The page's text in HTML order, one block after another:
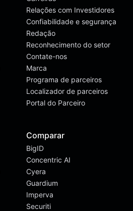
Relações com Investidores
Confiabilidade e segurança
Redação
Reconhecimento do setor
Contate-nos
Marca
Programa de parceiros
Localizador de parceiros
Portal do Parceiro
Comparar
BigID
Concentric AI
Cyera
Guardium
Imperva
Securiti